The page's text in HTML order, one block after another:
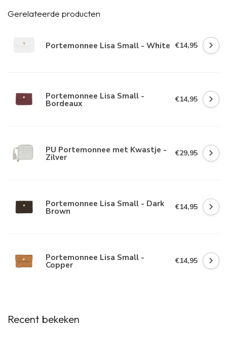
Gerelateerde producten
Portemonnee Lisa Small - White €14,95
Portemonnee Lisa Small -
Bordeaux €14,95
PU Portemonnee met Kwastje -
Zilver €29,95
Portemonnee Lisa Small - Dark
Brown €14,95
Portemonnee Lisa Small -
Copper €14,95
Recent bekeken